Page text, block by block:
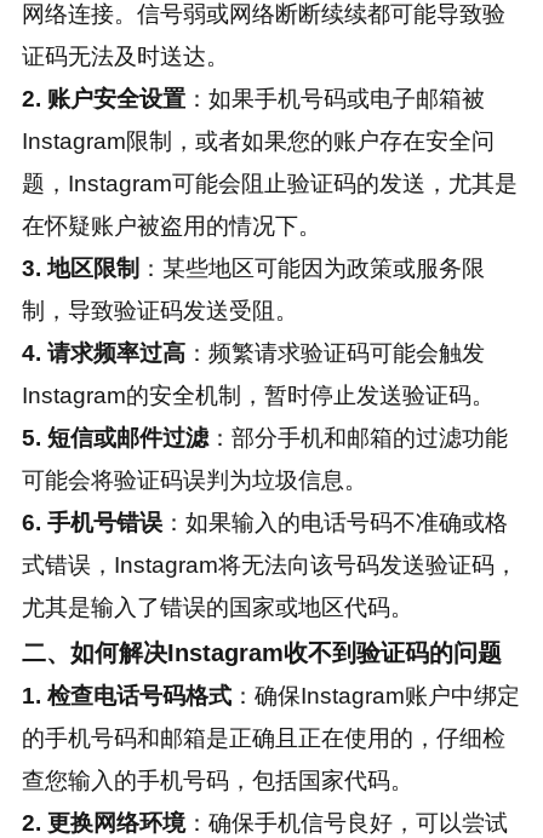
网络连接。信号弱或网络断断续续都可能导致验
证码无法及时送达。
2. 账户安全设置：如果手机号码或电子邮箱被
Instagram限制，或者如果您的账户存在安全问
题，Instagram可能会阻止验证码的发送，尤其是
在怀疑账户被盗用的情况下。
3. 地区限制 ：某些地区可能因为政策或服务限
制，导致验证码发送受阻。
4. 请求频率过高：频繁请求验证码可能会触发
Instagram的安全机制，暂时停止发送验证码。
5. 短信或邮件过滤：部分手机和邮箱的过滤功能
可能会将验证码误判为垃圾信息。
6. 手机号错误：如果输入的电话号码不准确或格
式错误，Instagram将无法向该号码发送验证码，
尤其是输入了错误的国家或地区代码。
二、如何解决Instagram收不到验证码的问题
1. 检查电话号码格式：确保Instagram账户中绑定
的手机号码和邮箱是正确且正在使用的，仔细检
查您输入的手机号码，包括国家代码。
2. 更换网络环境：确保手机信号良好，可以尝试